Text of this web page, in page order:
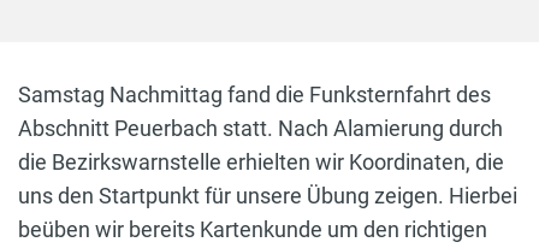
Samstag Nachmittag fand die Funksternfahrt des
Abschnitt Peuerbach statt. Nach Alamierung durch
die Bezirkswarnstelle erhielten wir Koordinaten, die
uns den Startpunkt für unsere Übung zeigen. Hierbei
beüben wir bereits Kartenkunde um den richtigen